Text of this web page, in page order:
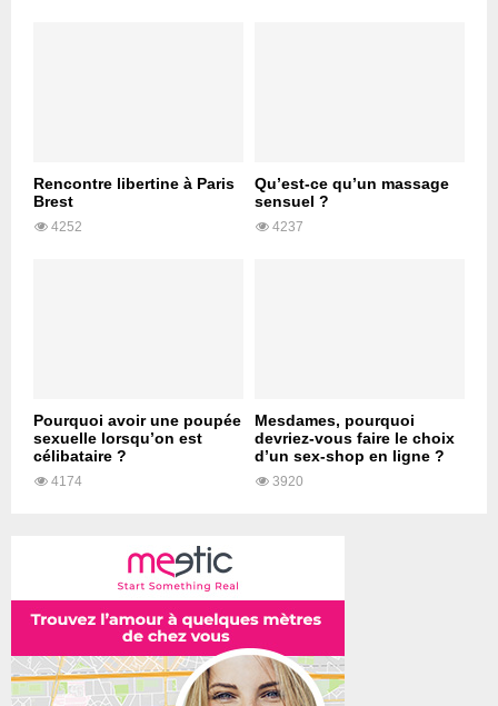
Rencontre libertine à Paris
Brest
4252
Qu’est-ce qu’un massage
sensuel ?
4237
Pourquoi avoir une poupée
sexuelle lorsqu’on est
célibataire ?
4174
Mesdames, pourquoi
devriez-vous faire le choix
d’un sex-shop en ligne ?
3920